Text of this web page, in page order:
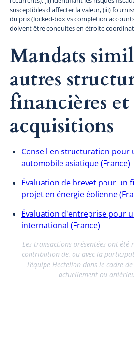
susceptibles d'affecter la valeur, (iii)
du prix (locked-box vs completion
doivent être conduites en étroite
Mandats
autres
financières et
acquisitions
Conseil en structuration pour
automobile asiatique (France)
Évaluation de brevet pour un
projet en énergie éolienne
Évaluation d'entreprise pour
international (France)
Les transactions présentées ont été
contribution de, ou avec la
l’équipe Hectelion dans le cadre
actuellement ou